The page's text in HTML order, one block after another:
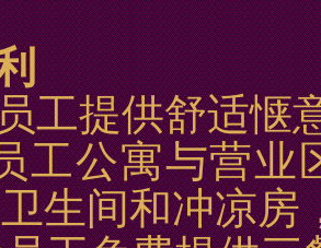
工提供舒适惬
工公寓与营业
生间和冲凉房